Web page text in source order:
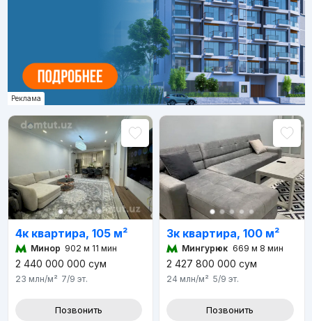
Реклама
4к квартира, 105 м²
Минор 902 м 11 мин
2 440 000 000 сум
23 млн/м² 7/9 эт.
Позвонить
3к квартира, 100 м²
Мингурюк 669 м 8 мин
2 427 800 000 сум
24 млн/м² 5/9 эт.
Позвонить